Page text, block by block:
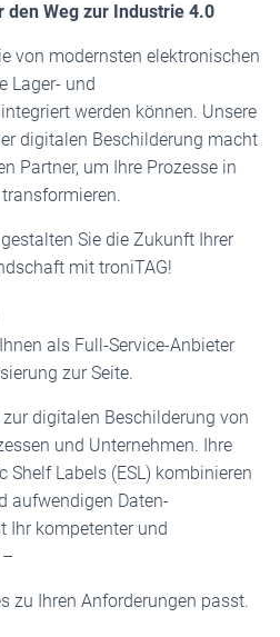
Weg zur Industrie 4.0
von modernsten elektronischen
Lager- und
werden können. Unsere
digitalen Beschilderung macht
Partner, um Ihre Prozesse in
Sie die Zukunft Ihrer
mit troniTAG!
als Full-Service-Anbieter
zur Seite.
digitalen Beschilderung von
und Unternehmen. Ihre
Shelf Labels (ESL) kombinieren
aufwendigen Daten-
Ihr kompetenter und
zu Ihren Anforderungen passt.